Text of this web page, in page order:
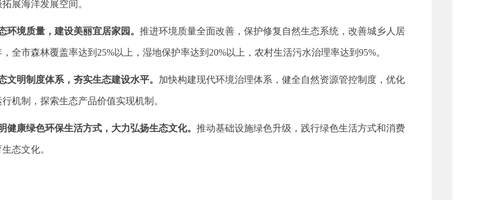
展海洋发展空间。
境质量，建设美丽宜居家园。 推进环境质量全面改善，保护修复自然生态系统，改善城乡人居
全市森林覆盖率达到25%以上，湿地保护率达到20%以上，农村生活污水治理率达到95%。
明制度体系，夯实生态建设水平。 加快构建现代环境治理体系，健全自然资源管控制度，优化
机制，探索生态产品价值实现机制。
康绿色环保生活方式，大力弘扬生态文化。 推动基础设施绿色升级，践行绿色生活方式和消费
态文化。